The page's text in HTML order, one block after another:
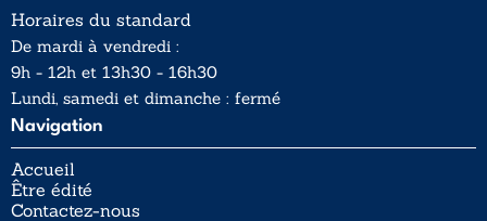
Horaires du standard
De mardi à vendredi :
9h - 12h et 13h30 - 16h30
Lundi, samedi et dimanche : fermé
Navigation
Accueil
Être édité
Contactez-nous